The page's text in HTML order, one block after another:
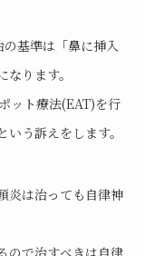
基準は「鼻に挿入
ります。
ット療法(EAT)を行
いう訴えをします。
炎は治っても自律神
ので治すべきは自律